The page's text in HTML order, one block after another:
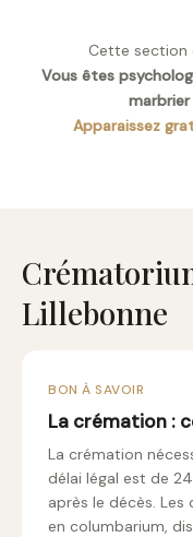
Cette section
Vous êtes
marbrier
Apparaissez
Lillebonne
BON À SAVOIR
La crémation :
La crémation
délai légal est de
après le décès.
en columbarium,